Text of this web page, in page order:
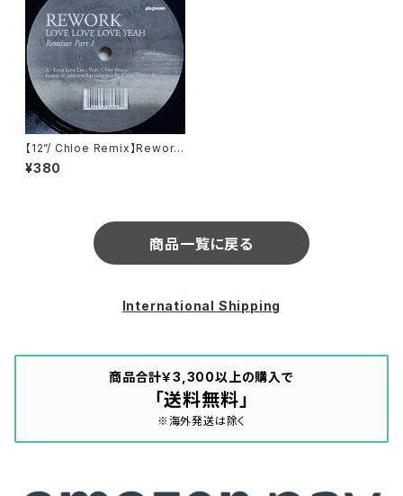
【12”/ Chloe Remix】Rework
/ Love Love Love Yeah Re
mixes Part 1 (Playhouse)
¥380
商品一覧に戻る
International Shipping
商品合計￥3,300以上の購入で
「送料無料」
※海外発送は除く